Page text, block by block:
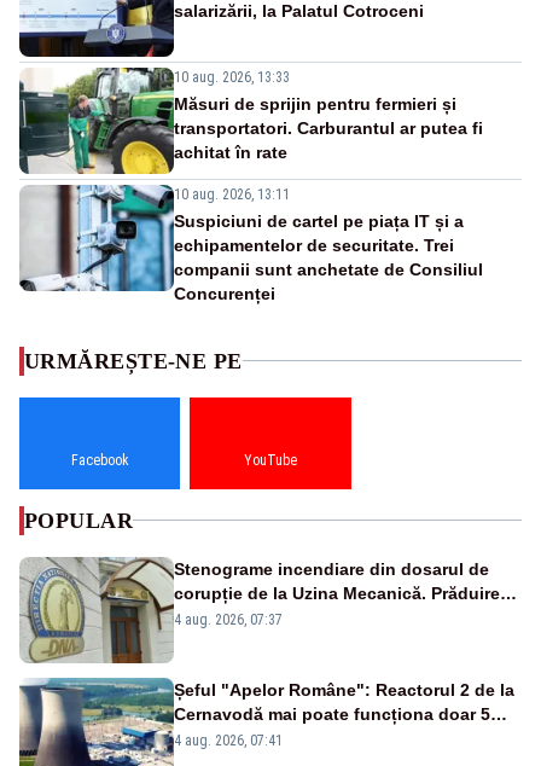
salarizării, la Palatul Cotroceni
10 aug. 2026, 13:33
Măsuri de sprijin pentru fermieri și
transportatori. Carburantul ar putea fi
achitat în rate
10 aug. 2026, 13:11
Suspiciuni de cartel pe piața IT și a
echipamentelor de securitate. Trei
companii sunt anchetate de Consiliul
Concurenței
URMĂREȘTE-NE PE
Facebook YouTube
POPULAR
Stenograme incendiare din dosarul de
corupție de la Uzina Mecanică. Prăduirea
banilor din programul SAFE, interceptată
4 aug. 2026, 07:37
Șeful "Apelor Române": Reactorul 2 de la
Cernavodă mai poate funcționa doar 5
zile
4 aug. 2026, 07:41